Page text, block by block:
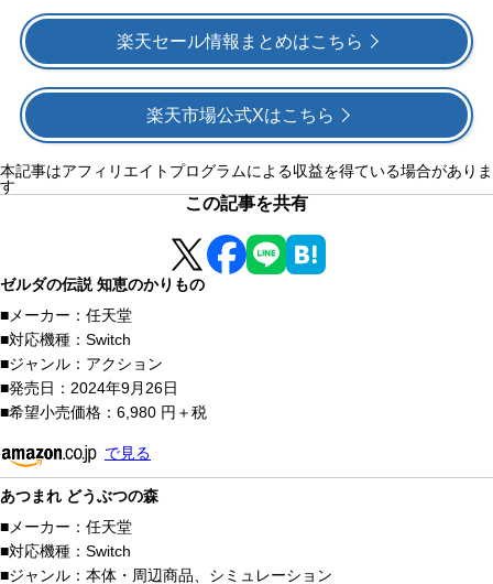
楽天セール情報まとめはこちら
楽天市場公式Xはこちら
本記事はアフィリエイトプログラムによる収益を得ている場合がありま
す
この記事を共有
ゼルダの伝説 知恵のかりもの
メーカー： 任天堂
対応機種： Switch
ジャンル： アクション
発売日： 2024年9月26日
希望小売価格： 6,980 円＋税
で見る
あつまれ どうぶつの森
メーカー： 任天堂
対応機種： Switch
ジャンル： 本体・周辺商品、シミュレーション